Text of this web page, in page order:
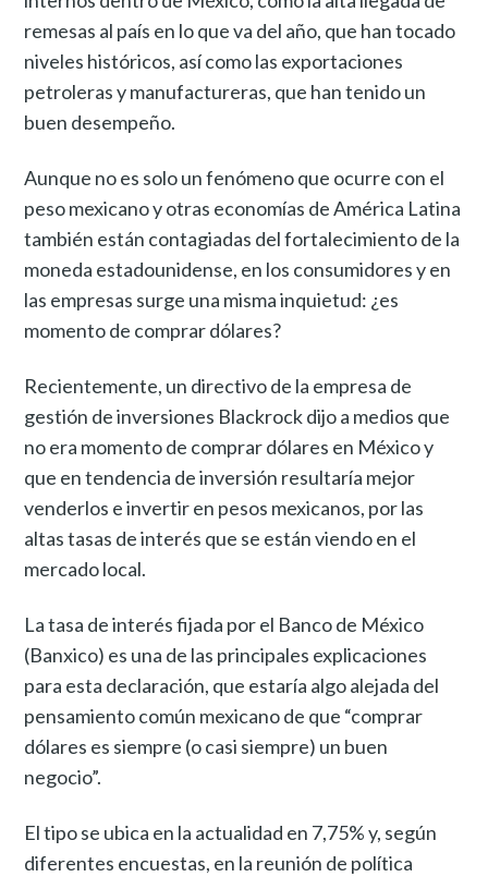
remesas al país en lo que va del año, que han tocado
niveles históricos, así como las exportaciones
petroleras y manufactureras, que han tenido un
buen desempeño.
Aunque no es solo un fenómeno que ocurre con el
peso mexicano y otras economías de América Latina
también están contagiadas del fortalecimiento de la
moneda estadounidense, en los consumidores y en
las empresas surge una misma inquietud: ¿es
momento de comprar dólares?
Recientemente, un directivo de la empresa de
gestión de inversiones Blackrock dijo a medios que
no era momento de comprar dólares en México y
que en tendencia de inversión resultaría mejor
venderlos e invertir en pesos mexicanos, por las
altas tasas de interés que se están viendo en el
mercado local.
La tasa de interés fijada por el Banco de México
(Banxico) es una de las principales explicaciones
para esta declaración, que estaría algo alejada del
pensamiento común mexicano de que “comprar
dólares es siempre (o casi siempre) un buen
negocio”.
El tipo se ubica en la actualidad en 7,75% y, según
diferentes encuestas, en la reunión de política